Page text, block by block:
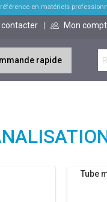
en matériels
contacter Mon
rapide
Tube